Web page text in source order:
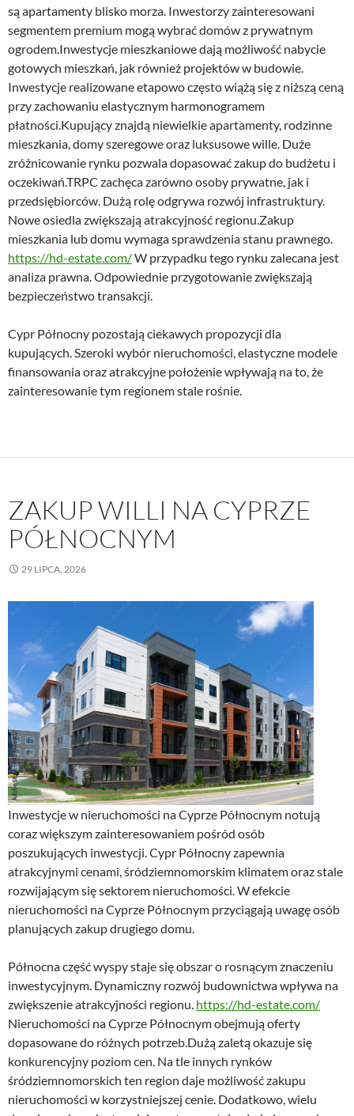
są apartamenty blisko morza. Inwestorzy zainteresowani
segmentem premium mogą wybrać domów z prywatnym
ogrodem.Inwestycje mieszkaniowe dają możliwość nabycie
gotowych mieszkań, jak również projektów w budowie.
Inwestycje realizowane etapowo często wiążą się z niższą ceną
przy zachowaniu elastycznym harmonogramem
płatności.Kupujący znajdą niewielkie apartamenty, rodzinne
mieszkania, domy szeregowe oraz luksusowe wille. Duże
zróżnicowanie rynku pozwala dopasować zakup do budżetu i
oczekiwań.TRPC zachęca zarówno osoby prywatne, jak i
przedsiębiorców. Dużą rolę odgrywa rozwój infrastruktury.
Nowe osiedla zwiększają atrakcyjność regionu.Zakup
mieszkania lub domu wymaga sprawdzenia stanu prawnego.
https://hd-estate.com/W przypadku tego rynku zalecana jest
analiza prawna. Odpowiednie przygotowanie zwiększają
bezpieczeństwo transakcji.
Cypr Północny pozostają ciekawych propozycji dla
kupujących. Szeroki wybór nieruchomości, elastyczne modele
finansowania oraz atrakcyjne położenie wpływają na to, że
zainteresowanie tym regionem stale rośnie.
ZAKUP WILLI NA CYPRZE
PÓŁNOCNYM
29 LIPCA, 2026
Inwestycje w nieruchomości na Cyprze Północnym notują
coraz większym zainteresowaniem pośród osób
poszukujących inwestycji. Cypr Północny zapewnia
atrakcyjnymi cenami, śródziemnomorskim klimatem oraz stale
rozwijającym się sektorem nieruchomości. W efekcie
nieruchomości na Cyprze Północnym przyciągają uwagę osób
planujących zakup drugiego domu.
Północna część wyspy staje się obszar o rosnącym znaczeniu
inwestycyjnym. Dynamiczny rozwój budownictwa wpływa na
zwiększenie atrakcyjności regionu. https://hd-estate.com/
Nieruchomości na Cyprze Północnym obejmują oferty
dopasowane do różnych potrzeb.Dużą zaletą okazuje się
konkurencyjny poziom cen. Na tle innych rynków
śródziemnomorskich ten region daje możliwość zakupu
nieruchomości w korzystniejszej cenie. Dodatkowo, wielu